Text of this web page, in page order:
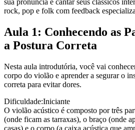
sua pronúncia e cantar seus clássicos
rock, pop e folk com feedback
Aula 1: Conhecendo as
a Postura Correta
Nesta aula introdutória, você vai
corpo do violão e aprender a segurar o
correta para evitar dores.
Dificuldade:Iniciante
O violão acústico é composto por três
(onde ficam as tarraxas), o braço (onde
casas) e o corpo (a caixa acústica que